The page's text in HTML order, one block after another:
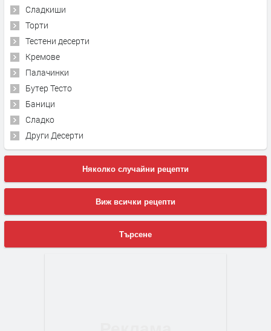
Сладкиши
Торти
Тестени десерти
Кремове
Палачинки
Бутер Тесто
Баници
Сладко
Други Десерти
Няколко случайни рецепти
Виж всички рецепти
Търсене